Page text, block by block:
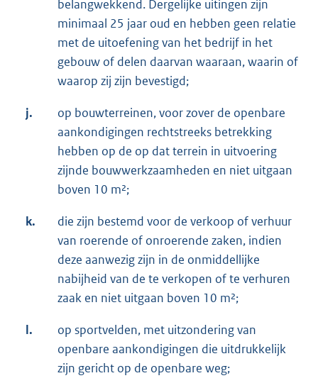
belangwekkend. Dergelijke uitingen zijn
minimaal 25 jaar oud en hebben geen relatie
met de uitoefening van het bedrijf in het
gebouw of delen daarvan waaraan, waarin of
waarop zij zijn bevestigd;
j.
op bouwterreinen, voor zover de openbare
aankondigingen rechtstreeks betrekking
hebben op de op dat terrein in uitvoering
zijnde bouwwerkzaamheden en niet uitgaan
boven 10 m²;
k.
die zijn bestemd voor de verkoop of verhuur
van roerende of onroerende zaken, indien
deze aanwezig zijn in de onmiddellijke
nabijheid van de te verkopen of te verhuren
zaak en niet uitgaan boven 10 m²;
l.
op sportvelden, met uitzondering van
openbare aankondigingen die uitdrukkelijk
zijn gericht op de openbare weg;